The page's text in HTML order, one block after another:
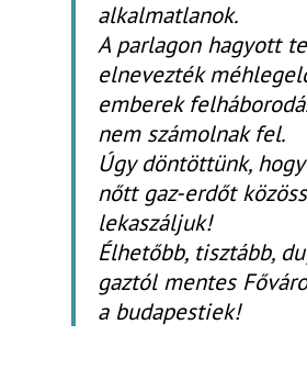
alkalmatlanok.
A parlagon hagyott
elnevezték
emberek
nem számolnak fel.
Úgy döntöttünk,
nőtt gaz-erdőt
lekaszáljuk!
Élhetőbb, tisztább,
gaztól mentes
a budapestiek!